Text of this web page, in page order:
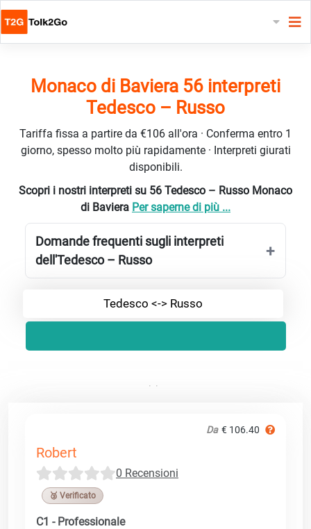
Monaco di Baviera 56 interpreti
Tedesco – Russo
Tariffa fissa a partire da €106 all'ora · Conferma entro 1
giorno, spesso molto più rapidamente · Interpreti giurati
disponibili.
Scopri i nostri interpreti su 56 Tedesco – Russo Monaco
di Baviera Per saperne di più ...
Domande frequenti sugli interpreti
dell'Tedesco – Russo
Tedesco <-> Russo
Da € 106.40
Robert
0 Recensioni
🥉 Verificato
C1 - Professionale